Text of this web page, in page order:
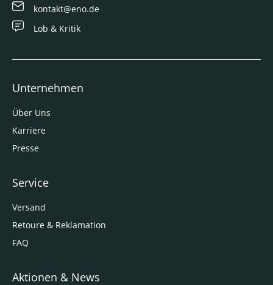
kontakt@eno.de
Lob & Kritik
Unternehmen
Über Uns
Karriere
Presse
Service
Versand
Retoure & Reklamation
FAQ
Aktionen & News